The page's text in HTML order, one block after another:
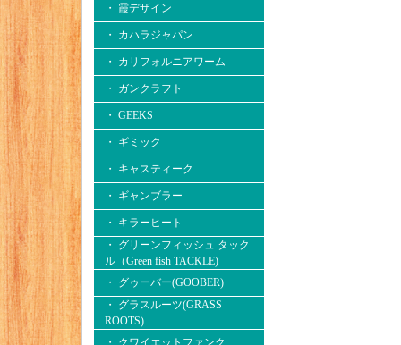
・ 霞デザイン
・ カハラジャパン
・ カリフォルニアワーム
・ ガンクラフト
・ GEEKS
・ ギミック
・ キャスティーク
・ ギャンブラー
・ キラーヒート
・ グリーンフィッシュ タック
ル（Green fish TACKLE)
・ グゥーバー(GOOBER)
・ グラスルーツ(GRASS
ROOTS)
・ クワイエットファンク